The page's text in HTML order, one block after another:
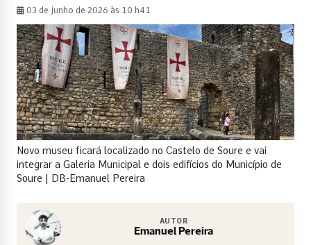
03 de junho de 2026 às 10 h41
Novo museu ficará localizado no Castelo de Soure e vai
integrar a Galeria Municipal e dois edifícios do Município de
Soure | DB-Emanuel Pereira
AUTOR
Emanuel Pereira